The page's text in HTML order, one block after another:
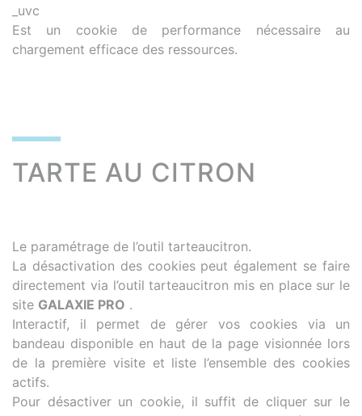
_uvc
Est un cookie de performance nécessaire au
chargement efficace des ressources.
TARTE AU CITRON
Le paramétrage de l’outil tarteaucitron.
La désactivation des cookies peut également se faire
directement via l’outil tarteaucitron mis en place sur le
site GALAXIE PRO .
Interactif, il permet de gérer vos cookies via un
bandeau disponible en haut de la page visionnée lors
de la première visite et liste l’ensemble des cookies
actifs.
Pour désactiver un cookie, il suffit de cliquer sur le